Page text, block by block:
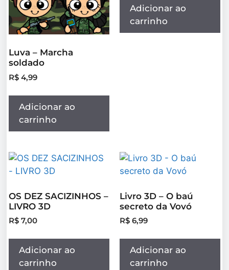
Luva – Marcha
soldado
R$ 4,99
Adicionar ao
carrinho
Adicionar ao
carrinho
OS DEZ SACIZINHOS –
LIVRO 3D
R$ 7,00
Adicionar ao
carrinho
Livro 3D – O baú
secreto da Vovó
R$ 6,99
Adicionar ao
carrinho